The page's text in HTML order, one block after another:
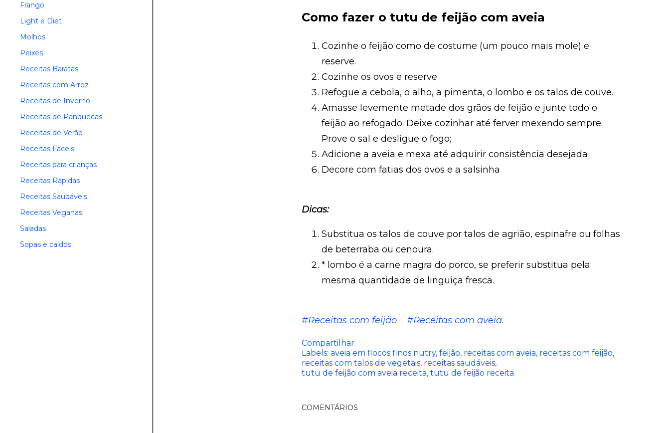
Como fazer o tutu de feijão com aveia
Cozinhe o feijão como de costume (um pouco mais mole) e
reserve.
Cozinhe os ovos e reserve
Refogue a cebola, o alho, a pimenta, o lombo e os talos de couve.
Amasse levemente metade dos grãos de feijão e junte todo o
feijão ao refogado. Deixe cozinhar até ferver mexendo sempre.
Prove o sal e desligue o fogo;
Adicione a aveia e mexa até adquirir consistência desejada
Decore com fatias dos ovos e a salsinha
Dicas:
Substitua os talos de couve por talos de agrião, espinafre ou folhas
de beterraba ou cenoura.
* lombo é a carne magra do porco, se preferir substitua pela
mesma quantidade de linguiça fresca.
#Receitas com feijão #Receitas com aveia.
Compartilhar
Labels: aveia em flocos finos nutry feijão receitas com aveia receitas com feijão
receitas com talos de vegetais receitas saudáveis
tutu de feijão com aveia receita tutu de feijão receita
COMENTÁRIOS
Frango
Light e Diet
Molhos
Peixes
Receitas Baratas
Receitas com Arroz
Receitas de Inverno
Receitas de Panquecas
Receitas de Verão
Receitas Fáceis
Receitas para crianças
Receitas Rápidas
Receitas Saudáveis
Receitas Veganas
Saladas
Sopas e caldos